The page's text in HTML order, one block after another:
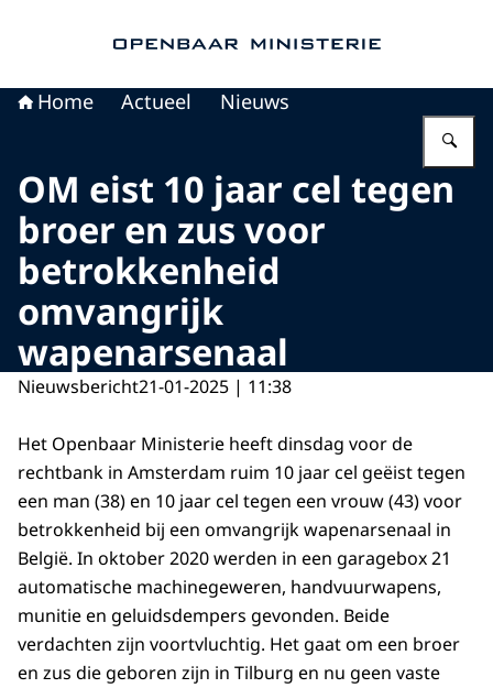
Home Actueel Nieuws
OM eist 10 jaar cel tegen
broer en zus voor
betrokkenheid
omvangrijk
wapenarsenaal
Nieuwsbericht21-01-2025 | 11:38
Het Openbaar Ministerie heeft dinsdag voor de
rechtbank in Amsterdam ruim 10 jaar cel geëist tegen
een man (38) en 10 jaar cel tegen een vrouw (43) voor
betrokkenheid bij een omvangrijk wapenarsenaal in
België. In oktober 2020 werden in een garagebox 21
automatische machinegeweren, handvuurwapens,
munitie en geluidsdempers gevonden. Beide
verdachten zijn voortvluchtig. Het gaat om een broer
en zus die geboren zijn in Tilburg en nu geen vaste